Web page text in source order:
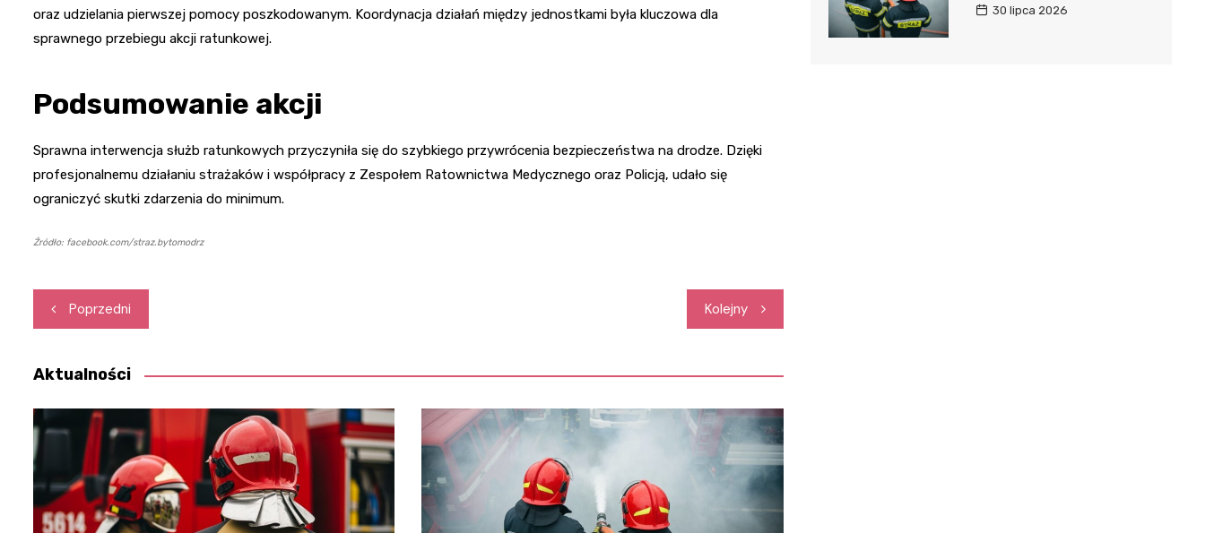
oraz udzielania pierwszej pomocy poszkodowanym. Koordynacja działań między jednostkami była kluczowa dla
sprawnego przebiegu akcji ratunkowej.
Podsumowanie akcji
Sprawna interwencja służb ratunkowych przyczyniła się do szybkiego przywrócenia bezpieczeństwa na drodze. Dzięki
profesjonalnemu działaniu strażaków i współpracy z Zespołem Ratownictwa Medycznego oraz Policją, udało się
ograniczyć skutki zdarzenia do minimum.
Źródło: facebook.com/straz.bytomodrz
Nawigacja
wpisu
Poprzedni Kolejny
Aktualności
30 lipca 2026